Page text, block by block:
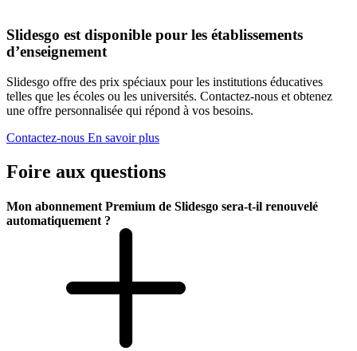
Slidesgo est disponible pour les établissements
d’enseignement
Slidesgo offre des prix spéciaux pour les institutions éducatives
telles que les écoles ou les universités. Contactez-nous et obtenez
une offre personnalisée qui répond à vos besoins.
Contactez-nous En savoir plus
Foire aux questions
Mon abonnement Premium de Slidesgo sera-t-il renouvelé
automatiquement ?